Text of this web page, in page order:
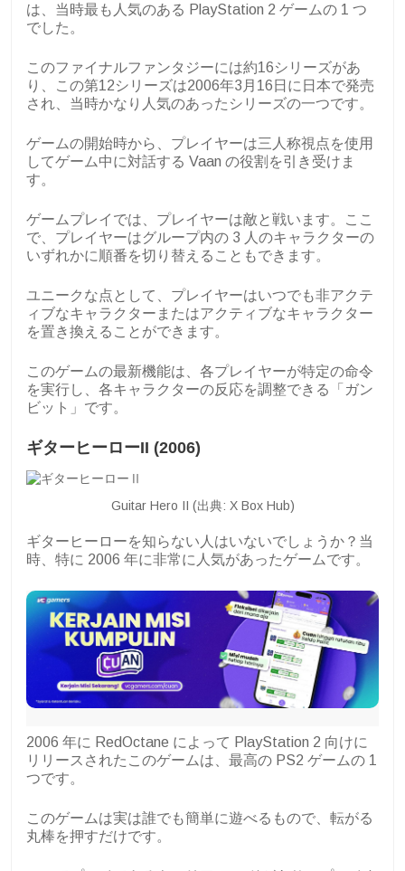
は、当時最も人気のある PlayStation 2 ゲームの 1 つ
でした。
このファイナルファンタジーには約16シリーズがあ
り、この第12シリーズは2006年3月16日に日本で発売
され、当時かなり人気のあったシリーズの一つです。
ゲームの開始時から、プレイヤーは三人称視点を使用
してゲーム中に対話する Vaan の役割を引き受けま
す。
ゲームプレイでは、プレイヤーは敵と戦います。ここ
で、プレイヤーはグループ内の 3 人のキャラクターの
いずれかに順番を切り替えることもできます。
ユニークな点として、プレイヤーはいつでも非アクテ
ィブなキャラクターまたはアクティブなキャラクター
を置き換えることができます。
このゲームの最新機能は、各プレイヤーが特定の命令
を実行し、各キャラクターの反応を調整できる「ガン
ビット」です。
ギターヒーローII (2006)
Guitar Hero II (出典: X Box Hub)
ギターヒーローを知らない人はいないでしょうか？当
時、特に 2006 年に非常に人気があったゲームです。
2006 年に RedOctane によって PlayStation 2 向けに
リリースされたこのゲームは、最高の PS2 ゲームの 1
つです。
このゲームは実は誰でも簡単に遊べるもので、転がる
丸棒を押すだけです。